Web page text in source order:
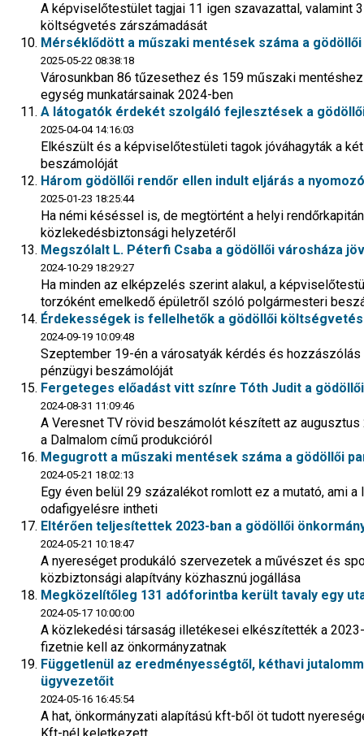
A képviselőtestület tagjai 11 igen szavazattal, valamint
költségvetés zárszámadását
Mérséklődött a műszaki mentések száma a
2025-05-22 08:38:18
Városunkban 86 tűzesethez és 159 műszaki
egység munkatársainak 2024-ben
A látogatók érdekét szolgáló fejlesztések a
2025-04-04 14:16:03
Elkészült és a képviselőtestületi tagok jóváhagyták a
beszámolóját
Három gödöllői rendőr ellen indult eljárás a
2025-01-23 18:25:44
Ha némi késéssel is, de megtörtént a helyi
közlekedésbiztonsági helyzetéről
Megszólalt L. Péterfi Csaba a gödöllői városháza
2024-10-29 18:29:27
Ha minden az elképzelés szerint alakul, a
torzóként emelkedő épületről szóló polgármesteri
Érdekességek is fellelhetők a gödöllői
2024-09-19 10:09:48
Szeptember 19-én a városatyák kérdés és
pénzügyi beszámolóját
Fergeteges előadást vitt színre Tóth Judit a
2024-08-31 11:09:46
A Veresnet TV rövid beszámolót készített az
a Dalmalom című produkcióról
Megugrott a műszaki mentések száma a gödöllői
2024-05-21 18:02:13
Egy éven belül 29 százalékot romlott ez a mutató, ami
odafigyelésre intheti
Eltérően teljesítettek 2023-ban a gödöllői
2024-05-21 10:18:47
A nyereséget produkáló szervezetek a művészet és
közbiztonsági alapítvány közhasznú jogállása
Megközelítőleg 131 adóforintba került tavaly egy
2024-05-17 10:00:00
A közlekedési társaság illetékesei elkészítették a
fizetnie kell az önkormányzatnak
Függetlenül az eredményességtől, kéthavi
ügyvezetőit
2024-05-16 16:45:54
A hat, önkormányzati alapítású kft-ből öt tudott